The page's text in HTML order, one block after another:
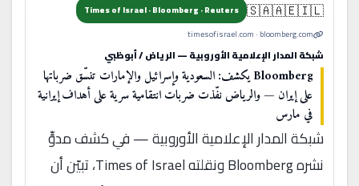
🇸🇦🇦🇪🇮🇱
Times of Israel · Bloomberg · Reuters
timesofisrael.com · bloomberg.com
شبكة المدار الإعلامية الأوروبية — الرياض / أبوظبي
Bloomberg يكشف: السعودية وإسرائيل والإمارات تنسّق ضرباتها
على إيران — والرياض نفّذت ضربات انتقامية سرية على أهداف إيرانية
في مارس
شبكة المدار الإعلامية الأوروبية — في كشف مدوٍّ
نشره Bloomberg ونقلته Times of Israel، تبيّن أن